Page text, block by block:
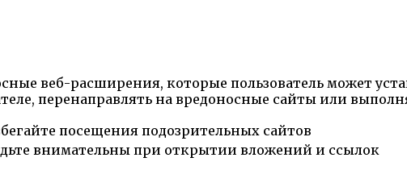
веб-расширения, которые пользователь может
перенаправлять на вредоносные сайты или
посещения подозрительных сайтов
внимательны при открытии вложений и ссылок